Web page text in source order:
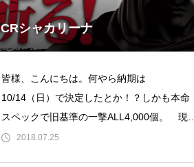
物件視察
物件視察③
CRシャカリーナ
皆様、こんにちは。何やら納期は
10/14（日）で決定したとか！？しかも本命
スペックで旧基準の一撃ALL4,000個。 現実
的な数値でおかわり仕様が期
2018.07.25